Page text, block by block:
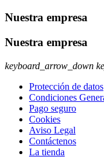
Nuestra empresa
Nuestra empresa
keyboard_arrow_down
Protección de datos
Condiciones
Pago seguro
Cookies
Aviso Legal
Contáctenos
La tienda